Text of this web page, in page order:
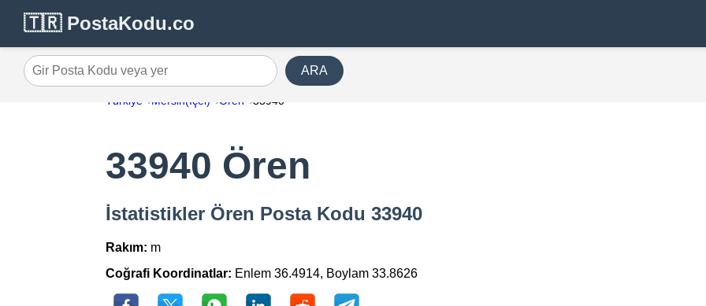
🇹🇷 PostaKodu.co
Gir Posta Kodu veya yer ARA
Türkiye Mersin(İçel) Ören 33940
33940 Ören
İstatistikler Ören Posta Kodu 33940
Rakım: m
Coğrafi Koordinatlar: Enlem 36.4914, Boylam 33.8626